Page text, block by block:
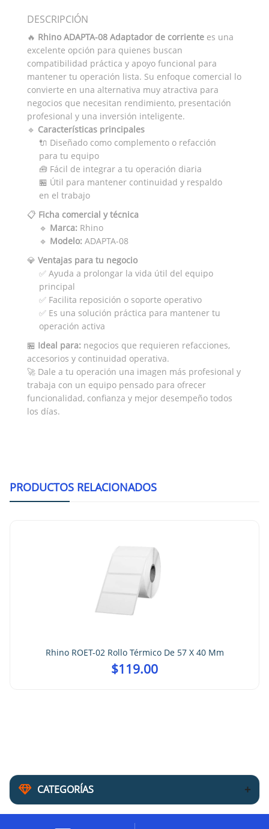
CATEGORÍAS
DESCRIPCIÓN
🔥 Rhino ADAPTA-08 Adaptador de corriente es una
excelente opción para quienes buscan
compatibilidad práctica y apoyo funcional para
mantener tu operación lista. Su enfoque comercial lo
convierte en una alternativa muy atractiva para
negocios que necesitan rendimiento, presentación
profesional y una inversión inteligente.
🔹 Características principales
🔌 Diseñado como complemento o refacción
para tu equipo
🧰 Fácil de integrar a tu operación diaria
🏪 Útil para mantener continuidad y respaldo
en el trabajo
📋 Ficha comercial y técnica
🔹 Marca: Rhino
🔹 Modelo: ADAPTA-08
💎 Ventajas para tu negocio
✅ Ayuda a prolongar la vida útil del equipo
principal
✅ Facilita reposición o soporte operativo
✅ Es una solución práctica para mantener tu
operación activa
🏪 Ideal para: negocios que requieren refacciones,
accesorios y continuidad operativa.
🚀 Dale a tu operación una imagen más profesional y
trabaja con un equipo pensado para ofrecer
funcionalidad, confianza y mejor desempeño todos
los días.
PRODUCTOS RELACIONADOS
Rhino ROET-02 Rollo Térmico De 57 X 40 Mm
$119.00